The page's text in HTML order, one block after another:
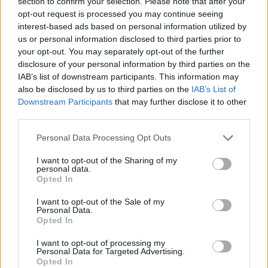
opt-out request is processed you may continue seeing
interest-based ads based on personal information utilized by
us or personal information disclosed to third parties prior to
your opt-out. You may separately opt-out of the further
disclosure of your personal information by third parties on the
IAB’s list of downstream participants. This information may
also be disclosed by us to third parties on the IAB’s List of
Downstream Participants that may further disclose it to other
Personal Data Processing Opt Outs
I want to opt-out of the Sharing of my
personal data.
Opted In
I want to opt-out of the Sale of my
Personal Data.
Opted In
I want to opt-out of processing my
Personal Data for Targeted Advertising.
Opted In
Πώς να αποκτήσετε πρόσβαση στο
Personal Intelligence μέσω των τις
Συνδεδεμένων εφαρμογών
Από τις 14 Ιανουαρίου, η πρόσβαση στη νέα
λειτουργία ξεκινά σταδιακά σε συνδρομητές AI Pro
και AI Ultra που πληρούν τις σχετικές
[2]
δυνατότητα αυτή θα είναι διαθέσιμη μέσω web, σε
διαθέσιμα μοντέλα Gemini. Η διάθεση ξεκινά από
αυτή την περιορισμένη ομάδα χρηστών με σκοπό
τη συλλογή δεδομένων και τη βελτίωση της
εμπειρίας, ενώ σύντομα θα επεκταθεί σε
περισσότερες χώρες, αλλά και στη δωρεάν έκδοση
της υπηρεσίας. Επιπλέον, η λειτουργία θα
ενσωματωθεί σύντομα στην Αναζήτηση μέσω του AI